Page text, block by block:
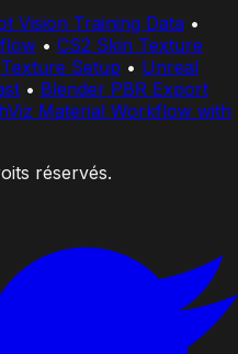
Vision Training Data •
• CS2 Skin Texture
Setup • Unreal
• Blender PBR Export
Material Workflow with
réservés.